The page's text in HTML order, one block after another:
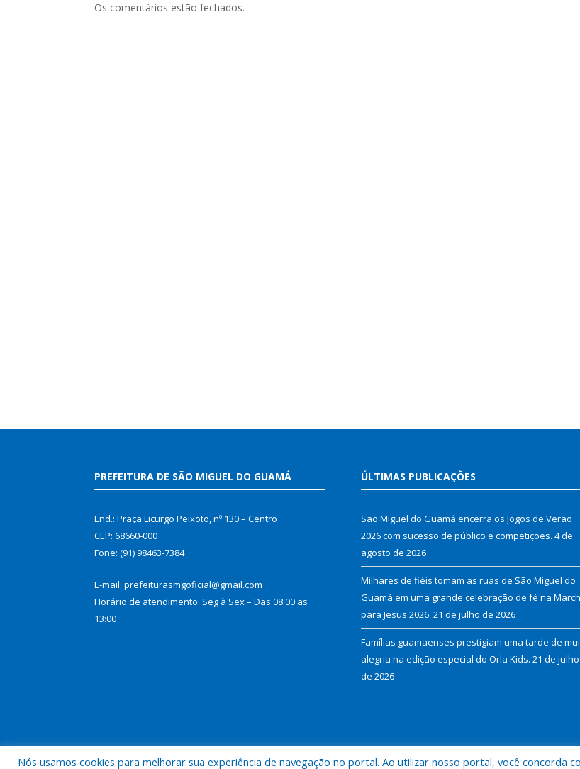
Os comentários estão fechados.
PREFEITURA DE SÃO MIGUEL DO GUAMÁ
End.: Praça Licurgo Peixoto, nº 130 – Centro
CEP: 68660-000
Fone: (91) 98463-7384
E-mail: prefeiturasmgoficial@gmail.com
Horário de atendimento: Seg à Sex – Das 08:00 as
13:00
ÚLTIMAS PUBLICAÇÕES
São Miguel do Guamá encerra os Jogos de Verão
2026 com sucesso de público e competições. 4 de
agosto de 2026
Milhares de fiéis tomam as ruas de São Miguel do
Guamá em uma grande celebração de fé na
para Jesus 2026. 21 de julho de 2026
Famílias guamaenses prestigiam uma tarde de
alegria na edição especial do Orla Kids. 21 de julho
de 2026
Nós usamos cookies para melhorar sua experiência de navegação no portal. Ao utilizar nosso portal, você concorda